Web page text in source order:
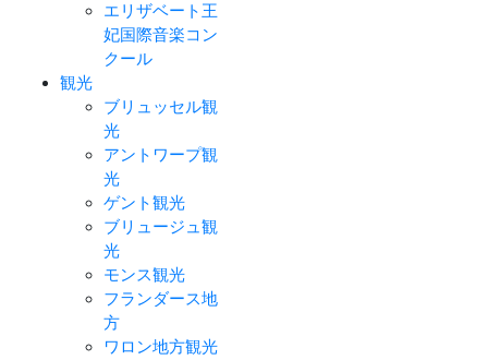
エリザベート王
妃国際音楽コン
クール
観光
ブリュッセル観
光
アントワープ観
光
ゲント観光
ブリュージュ観
光
モンス観光
フランダース地
方
ワロン地方観光